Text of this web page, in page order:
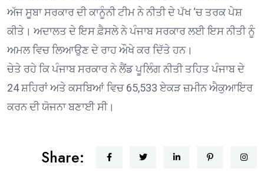
ਅੱਜ ਸੂਬਾ ਸਰਕਾਰ ਦੀ ਕਾਨੂੰਨੀ ਟੀਮ ਨੇ ਨੀਤੀ ਦੇ ਪੱਖ ‘ਚ ਤਰਕ ਪੇਸ਼
ਕੀਤੇ। ਅਦਾਲਤ ਦੇ ਇਸ ਫ਼ੈਸਲੇ ਨੇ ਪੰਜਾਬ ਸਰਕਾਰ ਲਈ ਇਸ ਨੀਤੀ ਨੂੰ
ਅਮਲ ਵਿਚ ਲਿਆਉਣ ਦੇ ਰਾਹ ਔਖੇ ਕਰ ਦਿੱਤੇ ਹਨ।
ਚੇਤੇ ਰਹੇ ਕਿ ਪੰਜਾਬ ਸਰਕਾਰ ਨੇ ਲੈਂਡ ਪੂਲਿੰਗ ਨੀਤੀ ਤਹਿਤ ਪੰਜਾਬ ਦੇ
24 ਸ਼ਹਿਰਾਂ ਅਤੇ ਕਸਬਿਆਂ ਵਿਚ 65,533 ਏਕੜ ਜ਼ਮੀਨ ਐਕੁਆਇਰ
ਕਰਨ ਦੀ ਯੋਜਨਾ ਬਣਾਈ ਸੀ।
Share: